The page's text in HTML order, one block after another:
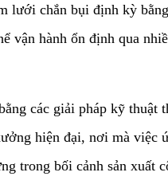
lưới chắn bụi định kỳ
hành ổn định qua
các giải pháp kỹ thuật
hiện đại, nơi mà việc
trong bối cảnh sản xuất